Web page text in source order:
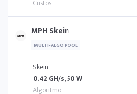
MPH Skein
MULTI-ALGO POOL
Skein
0.42 GH/s, 50 W